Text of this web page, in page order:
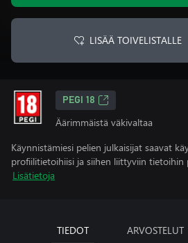
LISÄÄ TOIVELISTALLE
PEGI 18
Äärimmäistä väkivaltaa
Käynnistämiesi pelien julkaisijat saavat
profiilitietoihiisi ja siihen liittyviin tietoihin
Lisätietoja
TIEDOT ARVOSTELUT